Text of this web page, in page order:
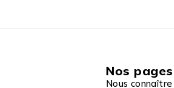
Nos pages
Nous connaître